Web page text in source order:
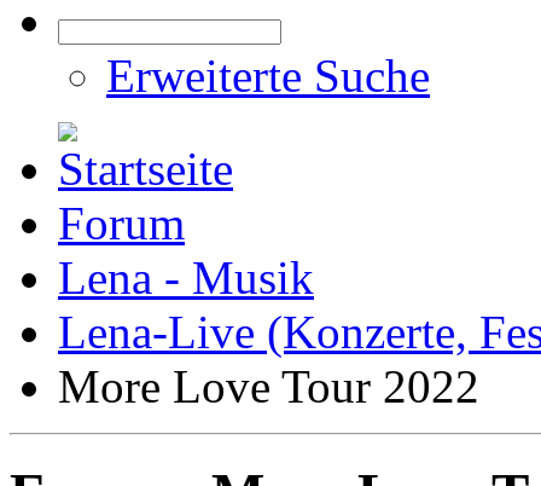
Erweiterte Suche
Forum
Lena - Musik
Lena-Live (Konzerte,
More Love Tour 2022